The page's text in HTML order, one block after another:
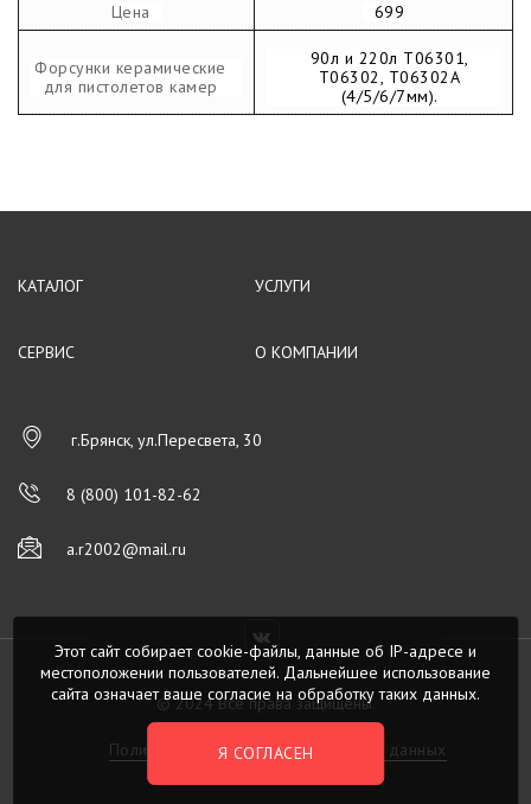
Цена 699
Форсунки керамические
для пистолетов камер
90л и 220л T06301,
T06302, T06302A
(4/5/6/7мм).
КАТАЛОГ УСЛУГИ
СЕРВИС О КОМПАНИИ
г.Брянск, ул.Пересвета, 30
8 (800) 101-82-62
a.r2002@mail.ru
© 2024 Все права защищены.
Политика обработки персональных данных
Этот сайт собирает cookie-файлы, данные об IP-адресе и
местоположении пользователей. Дальнейшее использование
сайта означает ваше согласие на обработку таких данных.
Я СОГЛАСЕН